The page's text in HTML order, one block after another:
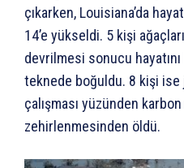
çıkarken, Louisiana’da
14’e yükseldi. 5 kişi
devrilmesi sonucu
teknede boğuldu. 8 kişi
çalışması yüzünden
zehirlenmesinden öldü.